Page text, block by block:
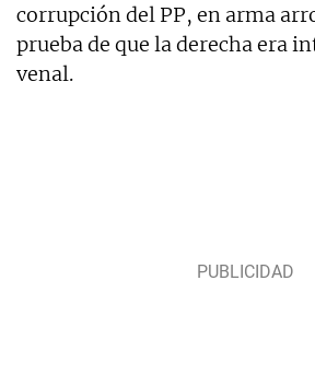
corrupción del PP, en arma
prueba de que la derecha era
venal.